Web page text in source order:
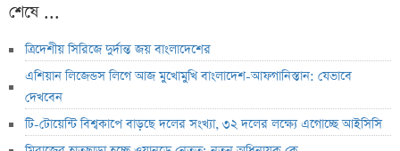
শেষে ...
ত্রিদেশীয় সিরিজে দুর্দান্ত জয় বাংলাদেশের
এশিয়ান লিজেন্ডস লিগে আজ মুখোমুখি বাংলাদেশ-আফগানিস্তান: যেভাবে
দেখবেন
টি-টোয়েন্টি বিশ্বকাপে বাড়ছে দলের সংখ্যা, ৩২ দলের লক্ষ্যে এগোচ্ছে আইসিসি